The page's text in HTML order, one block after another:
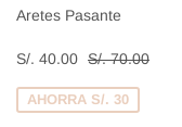
Aretes Pasante
Precio
de
venta
S/. 40.00 S/.
40.00
Precio habitual
S/. 70.00
AHORRA S/. 30